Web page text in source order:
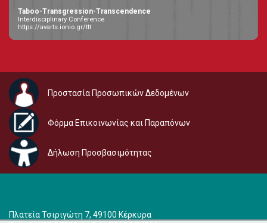
Taboo-Transgression-Transcendence
Interdisciplinary Conference
https://avarts.ionio.gr/ttt
Προστασία Προσωπικών Δεδομένων
Φόρμα Επικοινωνίας και Παραπόνων
Δήλωση Προσβασιμότητας
Πλατεία Τσιριγώτη 7, 49100 Κέρκυρα